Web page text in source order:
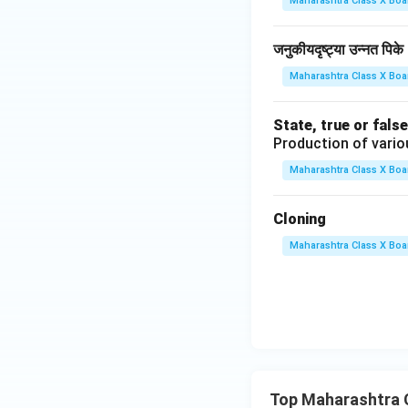
जनुकीयदृष्ट्या उन्नत पिके
Maharashtra Class X
State, true or
Production of
Maharashtra Class X
Cloning
Maharashtra Class X
Top Maharashtra